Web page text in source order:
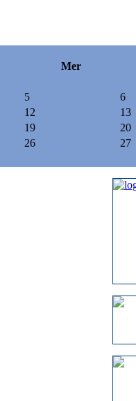
Mer
5
6
12
13
19
20
26
27